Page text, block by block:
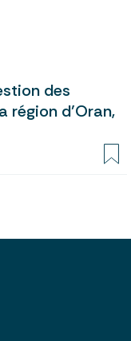
des
région d’Oran,